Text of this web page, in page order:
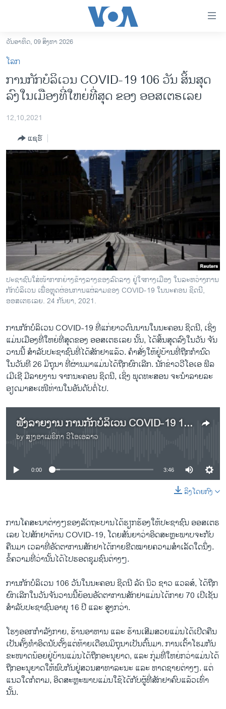
ເຂົ້າ
ຫາ
ຂ້າມ
ຂ້າມ
ຫາ
ອາເມຣິກາ
ການເລືອກຕັ້ງ ປະທານາທີບໍດີ ສະຫະລັດ 2024
ຂ່າວ​ຈີນ
ໂລກ
ອິດສະຫຼະພາບດ້ານການຂ່າວ
ຊີວິດຊາວລາວ
ຊຸມຊົນຊາວລາວ
ວິທະຍາສາດ-ເທັກໂນໂລຈີ
ທຸລະກິດ
ພາສາອັງກິດ
ວີດີໂອ
ສຽງ
ລາຍການກະຈາຍສຽງ
ລາຍງານ
ຕິດຕາມພວກເຮົາ ທີ່
ພາສາຕ່າງໆ
ວັນອາທິດ, 09 ສິງຫາ 2026
ໂລກ
ການກັກບໍລິເວນ COVID-19 106 ວັນ ສິ້ນສຸດ
ລົງໃນເມືອງທີ່ໃຫຍ່ທີ່ສຸດ ຂອງ ອອສເຕຣເລຍ
12,10,2021
ແຊຣ໌
ປະຊາຊົນໃສ່ໜ້າກາກຍ່າງຂ້າງລາງຂອງລົດລາງ ຢູ່ໃຈກາງເມືອງ ໃນລະຫວ່າງການ
ກັກບໍລິເວນ ເພື່ອຫຼຸດຜ່ອນການແຜ່ລາມຂອງ COVID-19 ໃນນະຄອນ ຊິດນີ,
ອອສເຕຣເລຍ. 24 ກັນຍາ, 2021.
ການກັກບໍລິເວນ COVID-19 ທີ່ແກ່ຍາວດົນນານໃນນະຄອນ ຊິດນີ, ເຊິ່ງ
ແມ່ນເມືອງທີ່ໃຫຍ່ທີ່ສຸດຂອງ ອອສເຕຣເລຍ ນັ້ນ, ໄດ້ສິ້ນສຸດລົງໃນວັນ ຈັນ
ວານນີ້ ສຳລັບປະຊາຊົນທີ່ໄດ້ສັກຢາແລ້ວ. ຄຳສັ່ງໃຫ້ຢູ່ບ້ານທີ່ຖືກກຳນົດ
ໃນວັນທີ 26 ມິຖຸນາ ທີ່ຜ່ານມາແມ່ນໄດ້ຖືກຍົກເລີກ. ນັກຂ່າວວີໂອເອ ຟິລ
ເມີເຊີ ມີລາຍງານ ຈາກນະຄອນ ຊິດນີ, ເຊິ່ງ ພຸດທະສອນ ຈະນຳລາຍລະ
ອຽດມາສະເໜີທ່ານໃນອັນດັບຕໍ່ໄປ.
ຟັງລາຍງານ ການກັກບໍລິເວນ COVID-19 106 ວັນສິ້ນສຸດລົງ ໃນເມືອງທີ່ໃຫຍ່ທີ່ສຸດຂອງ ອອສເຕຣເລຍ
by ສຽງອາເມຣິກາ ວີໂອເອລາວ
No media source currently available
0:00 3:46
ລິງໂດຍກົງ
ການໂຄສະນາຕ່າງໆຂອງລັດຖະບານໄດ້ຮຽກຮ້ອງໃຫ້ປະຊາຊົນ ອອສເຕຣ
ເລຍ ໄປສັກຢາຕ້ານ COVID-19, ໂດຍສັນຍາວ່າອິດສະຫຼະພາບຈະກັບ
ຄືນມາ ເວລາທີ່ອັດຕາການສັກຢາໄດ້ກາຍຂີດໝາຍຄວາມສຳເລັດໃດນຶ່ງ.
ຂໍ້ຄວາມທີ່ວ່ານັ້ນໄດ້ໄປຮອດຊຸມຊົນຕ່າງໆ.
ການກັກບໍລິເວນ 106 ວັນໃນນະຄອນ ຊິດນີ ລັດ ນິວ ຊາວ ແວລສ໌, ໄດ້ຖືກ
ຍົກເລີກໃນວັນຈັນວານນີ້ຍ້ອນອັດຕາການສັກຢາແມ່ນໄດ້ກາຍ 70 ເປີເຊັນ
ສຳລັບປະຊາຊົນອາຍຸ 16 ປີ ແລະ ສູງກວ່າ.
ໂຮງອອກກຳລັງກາຍ, ຮ້ານອາຫານ ແລະ ຮ້ານເສີມສວຍແມ່ນໄດ້ເປີດຄືນ
ເປັນຄັ້ງທຳອິດນັບຕັ້ງແຕ່ທ້າຍເດືອນມິຖຸນາເປັນຕົ້ນມາ. ການເຕົ້າໂຮມກັນ
ຂະໜາດນ້ອຍຢູ່ບ້ານແມ່ນໄດ້ຖືກອະນຸຍາດ, ແລະ ກຸ່ມທີ່ໃຫຍ່ກວ່າແມ່ນໄດ້
ຖືກອະນຸຍາດໃຫ້ພົບກັນຢູ່ສວນສາທາລະນະ ແລະ ຫາດຊາຍຕ່າງໆ. ແຕ່
ແນວໃດກໍຕາມ, ອິດສະຫຼະພາບແມ່ນໃຊ້ໄດ້ກັບຜູ້ທີ່ສັກຢາຄົບແລ້ວເທົ່າ
ນັ້ນ.